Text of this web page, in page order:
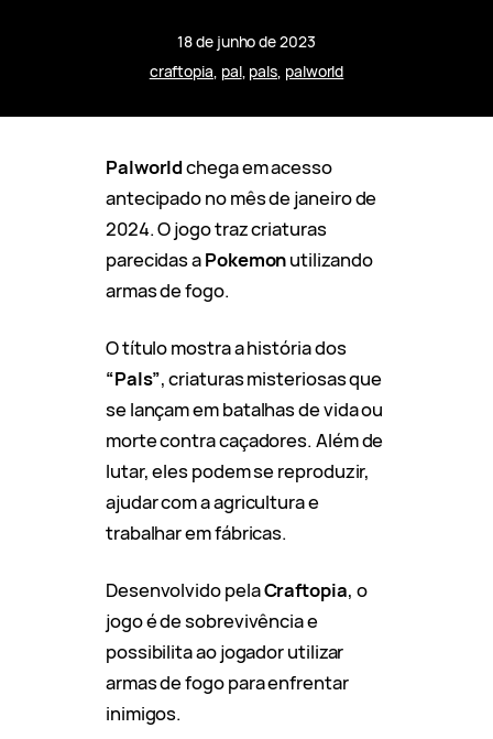
18 de junho de 2023
craftopia, pal, pals, palworld
Palworldchega em acesso
antecipado no mês de janeiro de
2024. O jogo traz criaturas
parecidas aPokemonutilizando
armas de fogo.
O título mostra a história dos
“Pals”, criaturas misteriosas que
se lançam em batalhas de vida ou
morte contra caçadores. Além de
lutar, eles podem se reproduzir,
ajudar com a agricultura e
trabalhar em fábricas.
Desenvolvido pelaCraftopia, o
jogo é de sobrevivência e
possibilita ao jogador utilizar
armas de fogo para enfrentar
inimigos.